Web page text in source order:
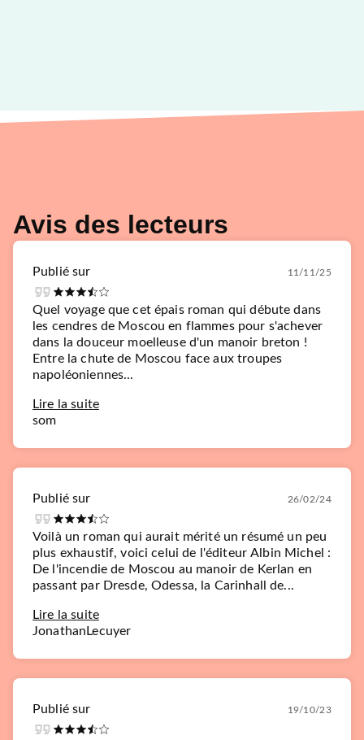
Avis des lecteurs
Publié sur 11/11/25
Quel voyage que cet épais roman qui débute dans
les cendres de Moscou en flammes pour s'achever
dans la douceur moelleuse d'un manoir breton !
Entre la chute de Moscou face aux troupes
napoléoniennes...
Lire la suite
som
Publié sur 26/02/24
Voilà un roman qui aurait mérité un résumé un peu
plus exhaustif, voici celui de l'éditeur Albin Michel :
De l'incendie de Moscou au manoir de Kerlan en
passant par Dresde, Odessa, la Carinhall de...
Lire la suite
JonathanLecuyer
Publié sur 19/10/23